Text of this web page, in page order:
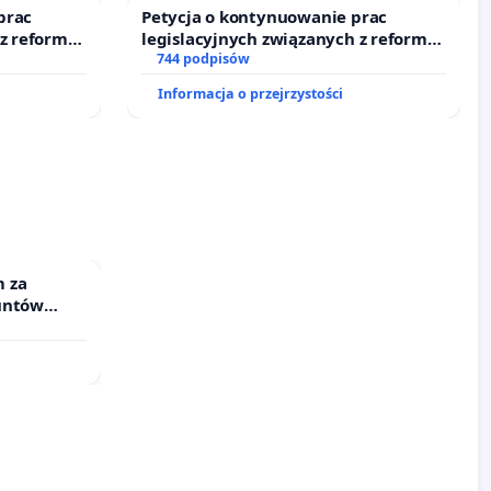
reformą
Petycja o kontynuowanie prac
legislacyjnych związanych z reformą
prawa rodzinnego
744 podpisów
Informacja o przejrzystości
za
ogrody